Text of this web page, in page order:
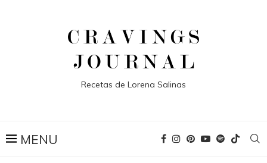
Recetas de Lorena Salinas